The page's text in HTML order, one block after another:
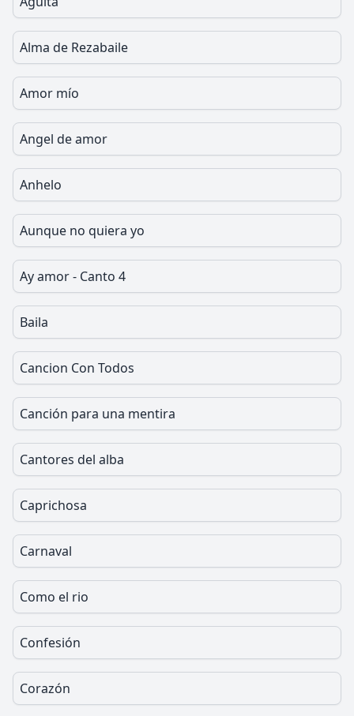
Alma de Rezabaile
Amor mío
Angel de amor
Anhelo
Aunque no quiera yo
Ay amor - Canto 4
Baila
Cancion Con Todos
Canción para una mentira
Cantores del alba
Caprichosa
Carnaval
Como el rio
Confesión
Corazón